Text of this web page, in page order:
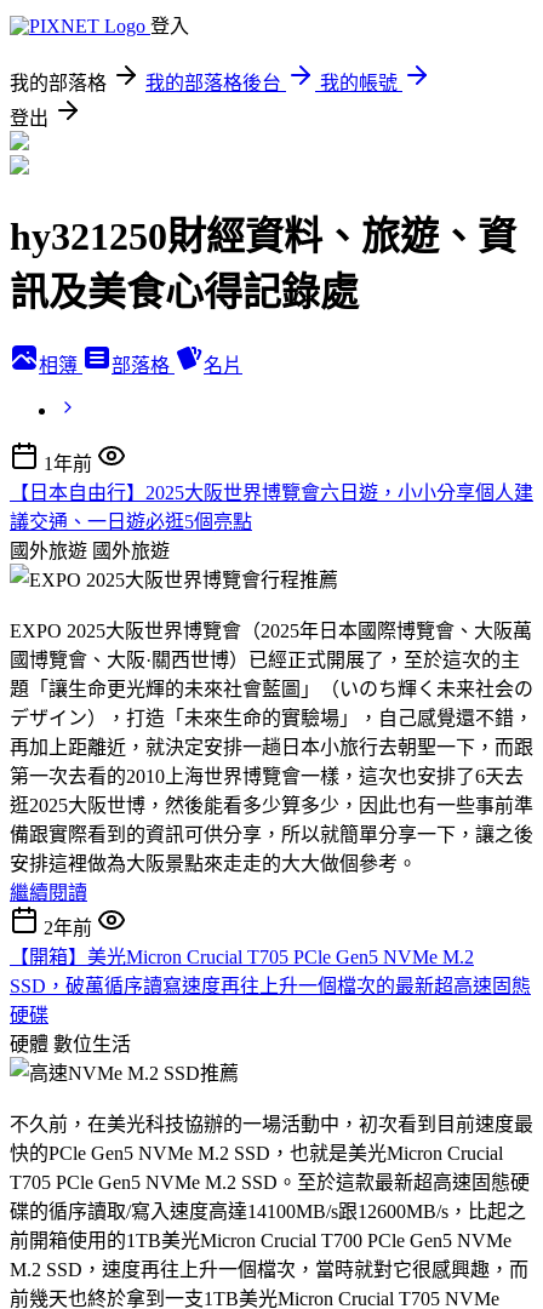
登入
我的部落格 我的部落格後台
我的帳號
登出
hy321250財經資料、旅遊、資
訊及美食心得記錄處
相簿 部落格 名片
1年前
【日本自由行】2025大阪世界博覽會六日遊，小小分享個人建
議交通、一日遊必逛5個亮點
國外旅遊 國外旅遊
EXPO 2025大阪世界博覽會（2025年日本國際博覽會、大阪萬
國博覽會、大阪·關西世博）已經正式開展了，至於這次的主
題「讓生命更光輝的未來社會藍圖」（いのち輝く未来社会の
デザイン），打造「未來生命的實驗場」，自己感覺還不錯，
再加上距離近，就決定安排一趟日本小旅行去朝聖一下，而跟
第一次去看的2010上海世界博覽會一樣，這次也安排了6天去
逛2025大阪世博，然後能看多少算多少，因此也有一些事前準
備跟實際看到的資訊可供分享，所以就簡單分享一下，讓之後
安排這裡做為大阪景點來走走的大大做個參考。
繼續閱讀
2年前
【開箱】美光Micron Crucial T705 PCle Gen5 NVMe M.2
SSD，破萬循序讀寫速度再往上升一個檔次的最新超高速固態
硬碟
硬體 數位生活
不久前，在美光科技協辦的一場活動中，初次看到目前速度最
快的PCle Gen5 NVMe M.2 SSD，也就是美光Micron Crucial
T705 PCle Gen5 NVMe M.2 SSD。至於這款最新超高速固態硬
碟的循序讀取/寫入速度高達14100MB/s跟12600MB/s，比起之
前開箱使用的1TB美光Micron Crucial T700 PCle Gen5 NVMe
M.2 SSD，速度再往上升一個檔次，當時就對它很感興趣，而
前幾天也終於拿到一支1TB美光Micron Crucial T705 NVMe